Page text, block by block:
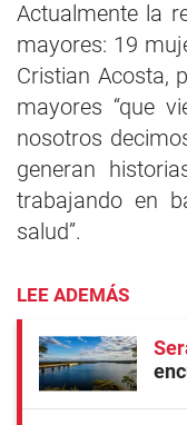
Actualmente la
mayores: 19
Cristian Acosta,
mayores “que
nosotros
generan
trabajando en
salud”.
LEE ADEMÁS